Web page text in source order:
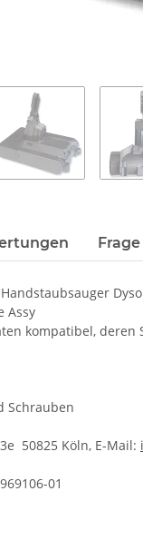
Assy
kompatibel, deren
Schrauben
50825 Köln, E-Mail:
01